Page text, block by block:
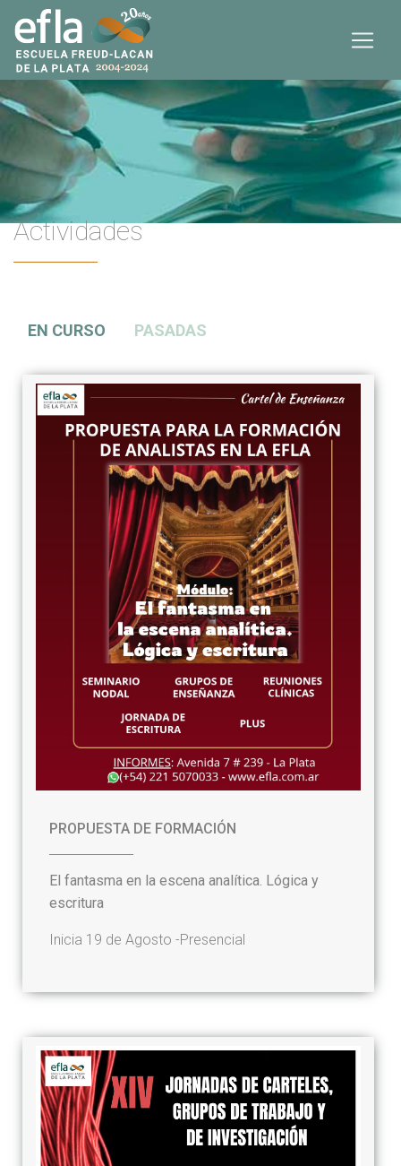
Actividades
EN CURSO PASADAS
PROPUESTA DE FORMACIÓN
El fantasma en la escena analítica. Lógica y
escritura
Inicia 19 de Agosto -Presencial